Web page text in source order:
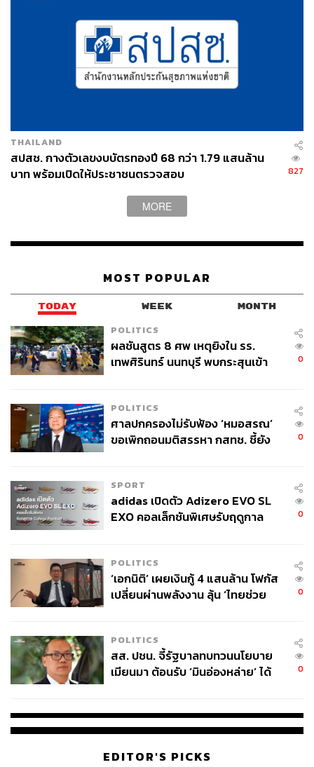
THAILAND
สปสช. กางตัวเลขงบบัตรทองปี 68 กว่า 1.79 แสนล้าน
บาท พร้อมเปิดให้ประชาชนตรวจสอบ
827
MORE
MOST POPULAR
TODAY WEEK MONTH
POLITICS
ผลชันสูตร 8 ศพ เหตุยิงใน รร.
เทพศิรินทร์ นนทบุรี พบกระสุนเข้า
0
POLITICS
ศาลปกครองไม่รับฟ้อง ‘หมอสรณ’
ขอเพิกถอนมติสรรหา กสทช. ชี้ยัง
0
SPORT
adidas เปิดตัว Adizero EVO SL
EXO คอลเล็กชันพิเศษรับฤดูกาล
0
POLITICS
‘เอกนิติ’ เผยเงินกู้ 4 แสนล้าน โฟกัส
เปลี่ยนผ่านพลังงาน ลุ้น ‘ไทยช่วย
0
POLITICS
สส. ปชน. จี้รัฐบาลทบทวนนโยบาย
เมียนมา ต้อนรับ ‘มินอ่องหล่าย’ ได้
0
EDITOR'S PICKS